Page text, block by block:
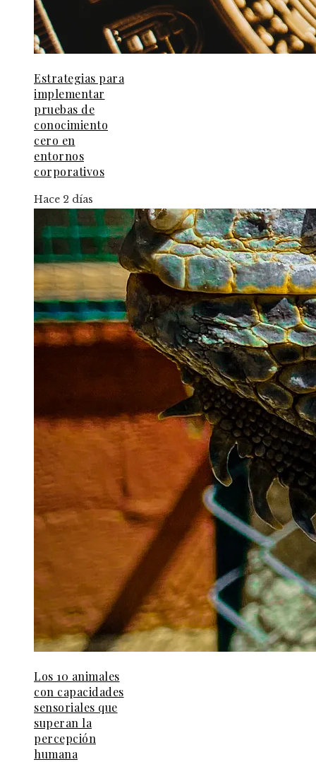
Estrategias para
implementar
pruebas de
conocimiento
cero en
entornos
corporativos
Hace 2 días
Los 10 animales
con capacidades
sensoriales que
superan la
percepción
humana